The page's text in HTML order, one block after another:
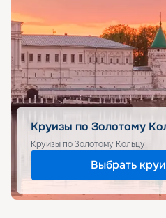
Круизы по Золотому
Круизы по Золотому Кольцу
Выбрать